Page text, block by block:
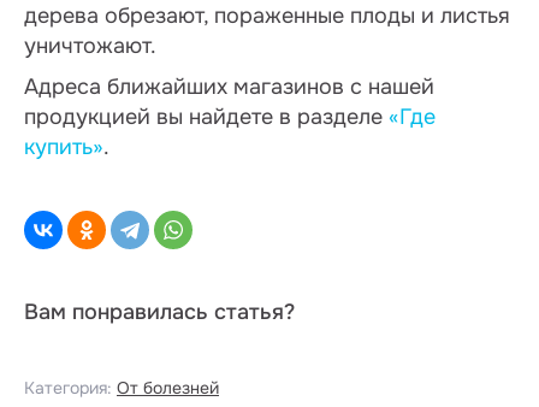
дерева обрезают, пораженные плоды и листья
уничтожают.
Адреса ближайших магазинов с нашей
продукцией вы найдете в разделе «Где
купить».
Вам понравилась статья?
Категория: От болезней